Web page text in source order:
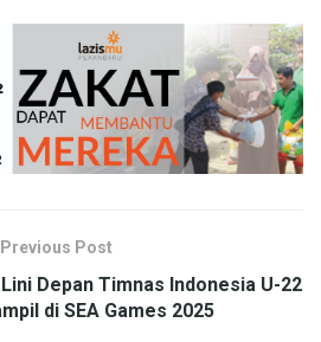
Previous Post
Depan Timnas Indonesia U-22
di SEA Games 2025